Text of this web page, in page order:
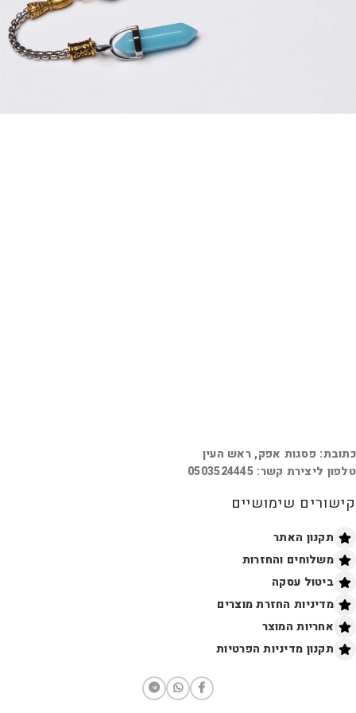
כתובת: פסגות אפק, ראש העין
טלפון ליצירת קשר: 0503524445
קישורים שימושיים
תקנון האתר
משלוחים והחזרות
ביטול עסקה
מדיניות החזרת מוצרים
אחריות המוצר
תקנון מדיניות הפרטיות